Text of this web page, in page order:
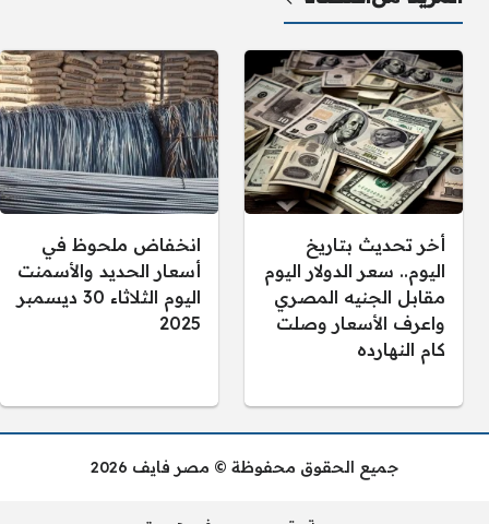
أخر تحديث بتاريخ
اليوم.. سعر الدولار اليوم
مقابل الجنيه المصري
واعرف الأسعار وصلت
كام النهارده
انخفاض ملحوظ في
أسعار الحديد والأسمنت
اليوم الثلاثاء 30 ديسمبر
2025
جميع الحقوق محفوظة © مصر فايف 2026